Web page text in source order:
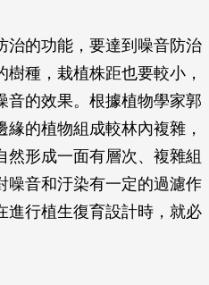
的功能，要達到噪音防治
種，栽植株距也要較小，
音的效果。根據植物學家郭
的植物組成較林內複雜，
然形成一面有層次、複雜組
噪音和汙染有一定的過濾作
進行植生復育設計時，就必